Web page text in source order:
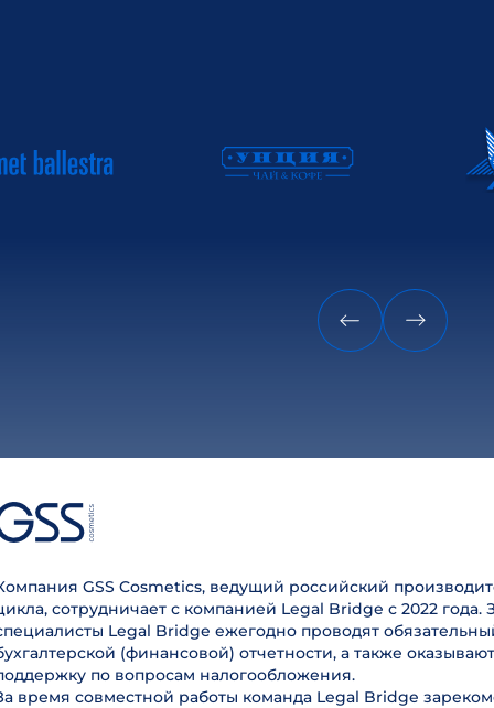
GSS Cosmetics, ведущий российский
сотрудничает с компанией Legal Bridge с 2022 года.
Legal Bridge ежегодно проводят
(финансовой) отчетности, а также
по вопросам налогообложения.
время совместной работы команда Legal Bridge